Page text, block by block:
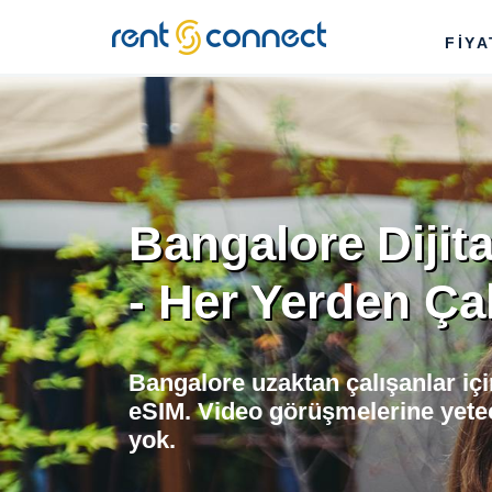
RENT'N
CONNECT
Bangalore
- Her Yerden
Bangalore uzaktan çalışanlar
eSIM. Video görüşmelerine
yok.